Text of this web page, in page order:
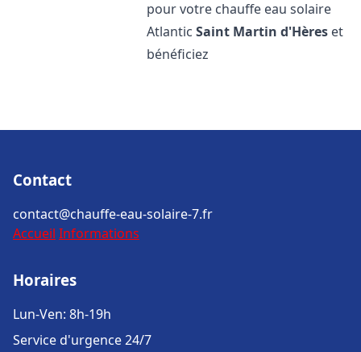
pour votre chauffe eau solaire
AtlanticSaint Martin d'Hères et
bénéficiez
Contact
contact@chauffe-eau-solaire-7.fr
Accueil Informations
Horaires
Lun-Ven: 8h-19h
Service d'urgence 24/7